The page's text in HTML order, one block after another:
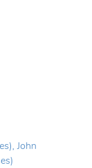
John